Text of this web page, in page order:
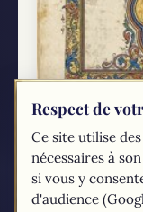
Isaïe 53 :
de
Sept siècles
Calvaire, un
méprisé,
Respect de
Ce site utilise
nécessaires à
si vous y
d'audience